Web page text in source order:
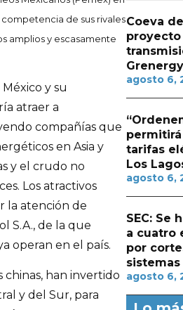
de sus rivales
amplios y escasamente
y su
atraer a
compañías que
en Asia y
y el crudo no
Los atractivos
la atención de
S.A., de la que
operan en el país.
chinas, han invertido
y del Sur, para
Coeva
Grenergy
agosto 6,
tarifas
Los
agosto 6,
SEC: Se
a cuatro
por
agosto 6,